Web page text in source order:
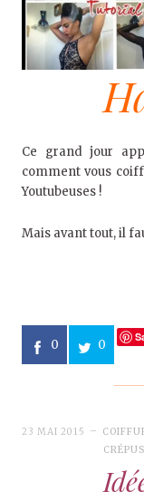
Ce grand jour
comment vous
Youtubeuses !
Mais avant tout, il
0 0
23 MAI 2015
CRÉPUS